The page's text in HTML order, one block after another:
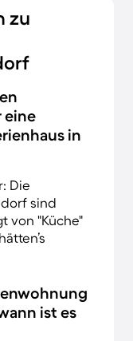
zu
eine
in
Die
sind
von "Küche"
ist es